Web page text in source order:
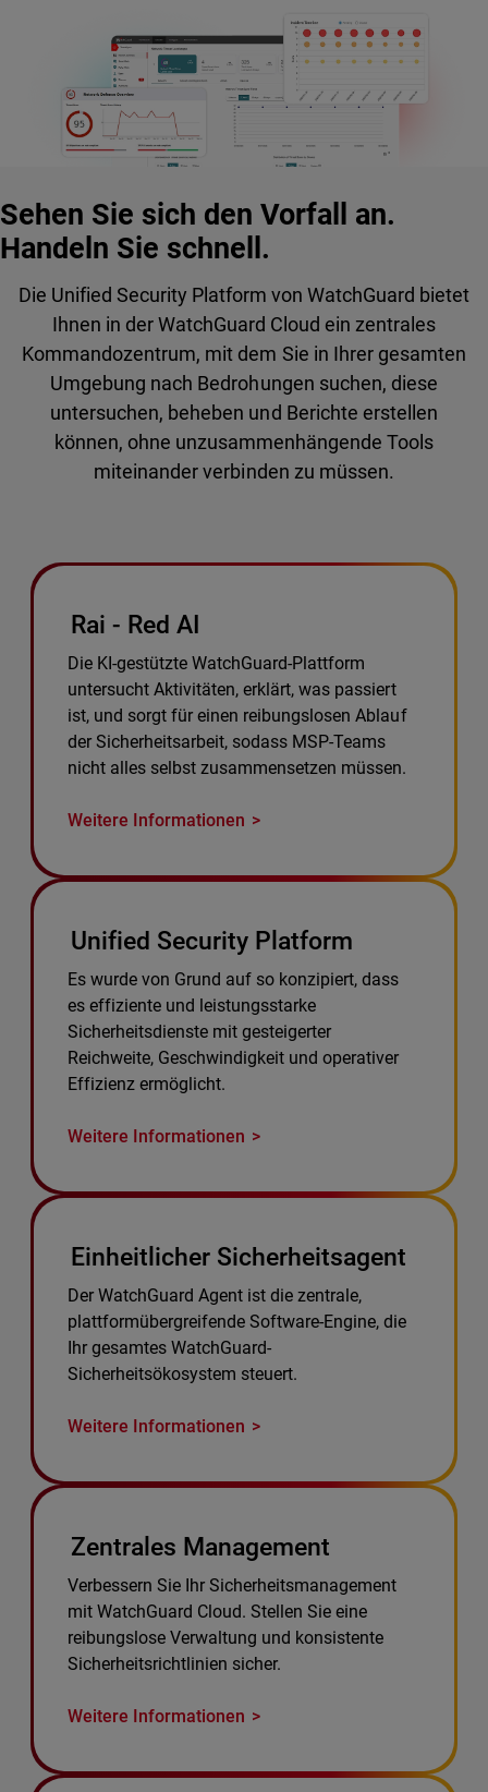
Sehen Sie sich den Vorfall an.
Handeln Sie schnell.
Die Unified Security Platform von WatchGuard bietet
Ihnen in der WatchGuard Cloud ein zentrales
Kommandozentrum, mit dem Sie in Ihrer gesamten
Umgebung nach Bedrohungen suchen, diese
untersuchen, beheben und Berichte erstellen
können, ohne unzusammenhängende Tools
miteinander verbinden zu müssen.
Rai - Red AI
Die KI-gestützte WatchGuard-Plattform
untersucht Aktivitäten, erklärt, was passiert
ist, und sorgt für einen reibungslosen Ablauf
der Sicherheitsarbeit, sodass MSP-Teams
nicht alles selbst zusammensetzen müssen.
Weitere Informationen
Unified Security Platform
Es wurde von Grund auf so konzipiert, dass
es effiziente und leistungsstarke
Sicherheitsdienste mit gesteigerter
Reichweite, Geschwindigkeit und operativer
Effizienz ermöglicht.
Weitere Informationen
Einheitlicher Sicherheitsagent
Der WatchGuard Agent ist die zentrale,
plattformübergreifende Software-Engine, die
Ihr gesamtes WatchGuard-
Sicherheitsökosystem steuert.
Weitere Informationen
Zentrales Management
Verbessern Sie Ihr Sicherheitsmanagement
mit WatchGuard Cloud. Stellen Sie eine
reibungslose Verwaltung und konsistente
Sicherheitsrichtlinien sicher.
Weitere Informationen